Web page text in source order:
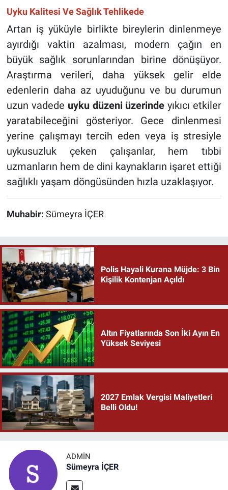
Uyku Kalitesi Ve Sağlık Tehlikede
Artan iş yüküyle birlikte bireylerin dinlenmeye
ayırdığı vaktin azalması, modern çağın en
büyük sağlık sorunlarından birine dönüşüyor.
Araştırma verileri, daha yüksek gelir elde
edenlerin daha az uyuduğunu ve bu durumun
uzun vadede uyku düzeni üzerinde yıkıcı etkiler
yaratabileceğini gösteriyor. Gece dinlenmesi
yerine çalışmayı tercih eden veya iş stresiyle
uykusuzluk çeken çalışanlar, hem tıbbi
uzmanların hem de dini kaynakların işaret ettiği
sağlıklı yaşam döngüsünden hızla uzaklaşıyor.
Muhabir: Sümeyra İÇER
Polis Hayali Kurana Müjde: 3 Bin
Kişilik Kontenjan Açıldı
Altın Fiyatlarında Son İki Ayın En
Yüksek Seviyesi
2027 Emlak Vergisi Maliyetleri
Belli Oldu!
ADMIN
Sümeyra İÇER